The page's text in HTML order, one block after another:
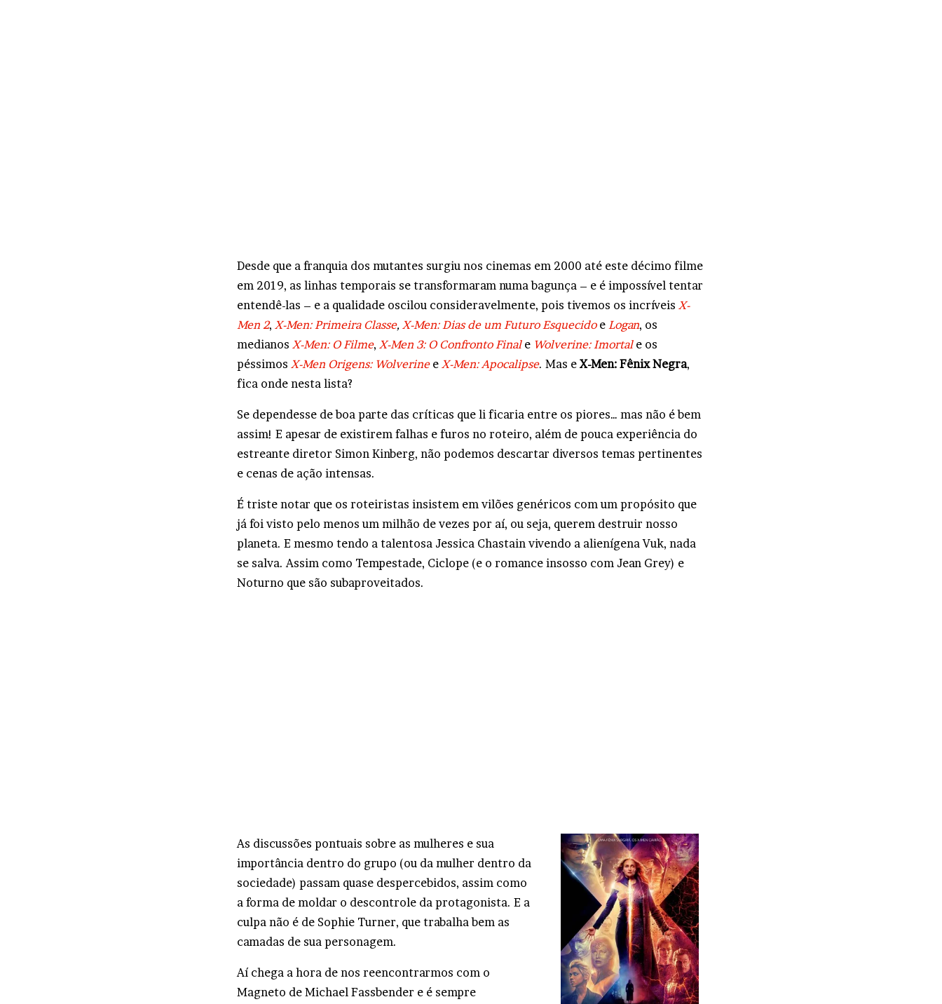
Desde que a franquia dos mutantes surgiu nos cinemas em 2000 até este décimo filme
em 2019, as linhas temporais se transformaram numa bagunça – e é impossível tentar
entendê-las – e a qualidade oscilou consideravelmente, pois tivemos os incríveis X-
Men 2, X-Men: Primeira Classe, X-Men: Dias de um Futuro Esquecido e Logan, os
medianos X-Men: O Filme, X-Men 3: O Confronto Finale Wolverine: Imortale os
péssimos X-Men Origens: Wolverinee X-Men: Apocalipse. Mas e X-Men: Fênix Negra,
fica onde nesta lista?
Se dependesse de boa parte das críticas que li ficaria entre os piores… mas não é bem
assim! E apesar de existirem falhas e furos no roteiro, além de pouca experiência do
estreante diretor Simon Kinberg, não podemos descartar diversos temas pertinentes
e cenas de ação intensas.
É triste notar que os roteiristas insistem em vilões genéricos com um propósito que
já foi visto pelo menos um milhão de vezes por aí, ou seja, querem destruir nosso
planeta. E mesmo tendo a talentosa Jessica Chastain vivendo a alienígena Vuk, nada
se salva. Assim como Tempestade, Ciclope (e o romance insosso com Jean Grey) e
Noturno que são subaproveitados.
As discussões pontuais sobre as mulheres e sua
importância dentro do grupo (ou da mulher dentro da
sociedade) passam quase despercebidos, assim como
a forma de moldar o descontrole da protagonista. E a
culpa não é de Sophie Turner, que trabalha bem as
camadas de sua personagem.
Aí chega a hora de nos reencontrarmos com o
Magneto de Michael Fassbender e é sempre